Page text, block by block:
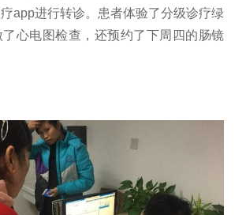
app进行转诊。患者体验了分级诊疗绿
心电图检查，还预约了下周四的肠镜